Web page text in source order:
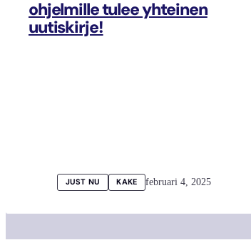
ohjelmille tulee yhteinen
uutiskirje!
JUST NU KAKE februari 4, 2025